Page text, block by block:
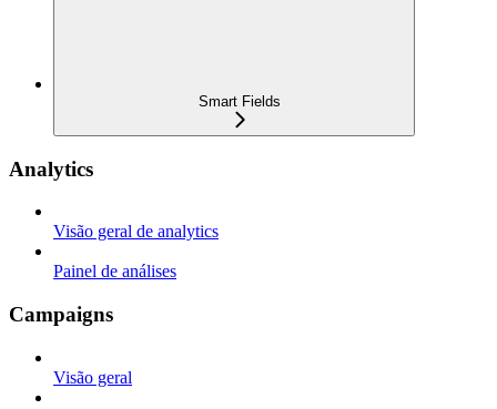
Smart Fields
Analytics
Visão geral de analytics
Painel de análises
Campaigns
Visão geral